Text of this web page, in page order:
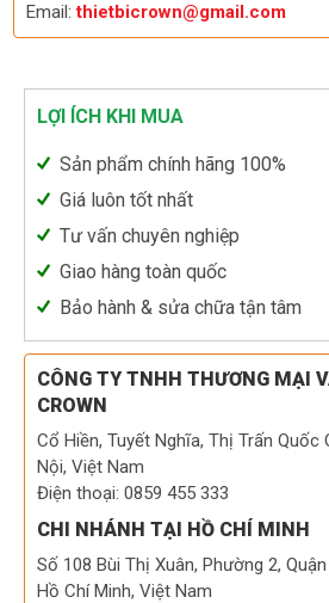
Email:thietbicrown@gmail.com
LỢI ÍCH KHI MUA
Sản phẩm chính hãng 100%
Giá luôn tốt nhất
Tư vấn chuyên nghiệp
Giao hàng toàn quốc
Bảo hành & sửa chữa tận tâm
CÔNG TY TNHH THƯƠNG MẠI
CROWN
Cổ Hiền, Tuyết Nghĩa, Thị Trấn Quốc
Nội, Việt Nam
Điện thoại: 0859 455 333
CHI NHÁNH TẠI HỒ CHÍ MINH
Số 108 Bùi Thị Xuân, Phường 2,
Hồ Chí Minh, Việt Nam